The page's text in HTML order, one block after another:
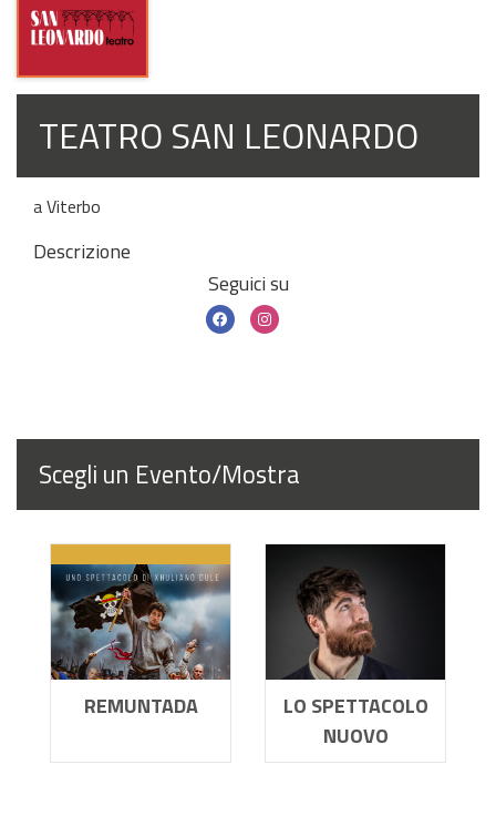
TEATRO SAN LEONARDO
a Viterbo
Descrizione
Seguici su
Scegli un Evento/Mostra
REMUNTADA
LO SPETTACOLO
NUOVO